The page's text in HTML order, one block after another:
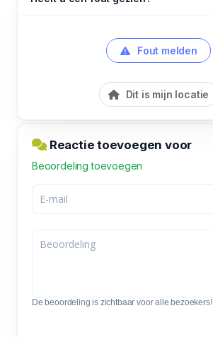
Fout melden
Dit is mijn locatie
Reactie toevoegen voor
Beoordeling toevoegen
De beoordeling is zichtbaar voor alle bezoekers!